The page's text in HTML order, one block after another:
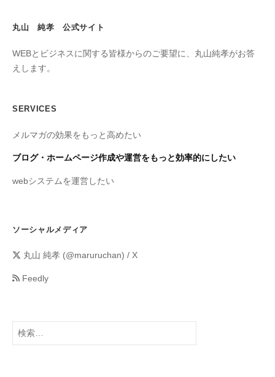
丸山 純孝 公式サイト
WEBとビジネスに関する皆様からのご要望に、丸山純孝がお答
えします。
SERVICES
メルマガの効果をもっと高めたい
ブログ・ホームページ作成や運営をもっと効率的にしたい
webシステムを運営したい
ソーシャルメディア
丸山 純孝 (@maruruchan) / X
Feedly